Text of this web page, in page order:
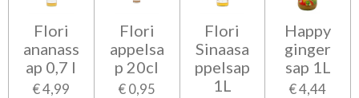
Flori
ananass
ap 0,7 l
€ 4,99
Flori
appelsa
p 20cl
€ 0,95
Flori
Sinaasa
ppelsap
1L
Happy
ginger
sap 1L
€ 4,44